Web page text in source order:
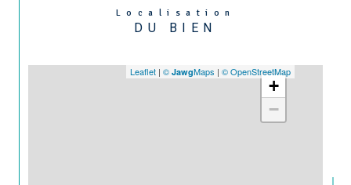
Localisation
DU BIEN
+
−
Leaflet | © JawgMaps | © OpenStreetMap